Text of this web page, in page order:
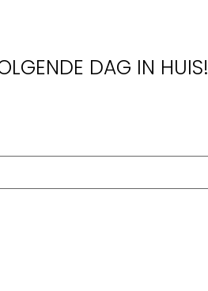
DAG IN HUIS!